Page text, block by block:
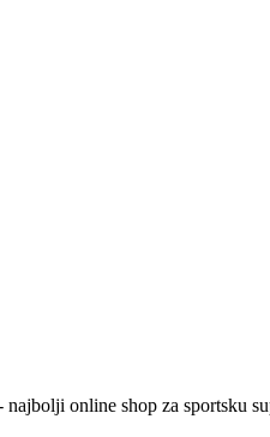
online shop za sportsku